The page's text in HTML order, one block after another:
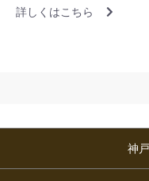
詳しくはこちら
神